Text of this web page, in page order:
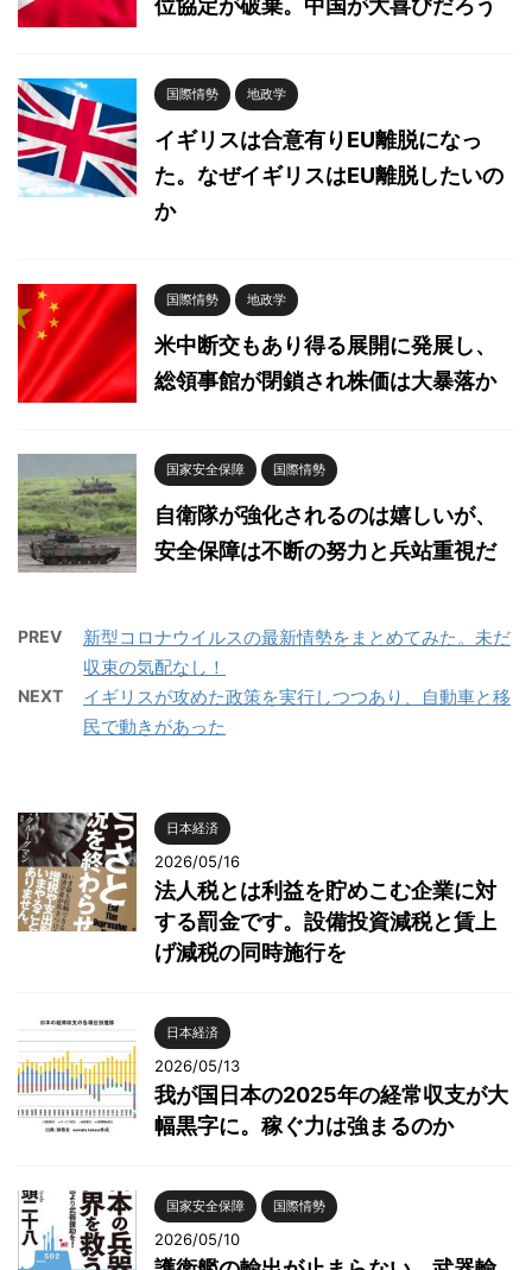
国際情勢 地政学
イギリスは合意有りEU離脱になっ
た。なぜイギリスはEU離脱したいの
か
国際情勢 地政学
米中断交もあり得る展開に発展し、
総領事館が閉鎖され株価は大暴落か
国家安全保障 国際情勢
自衛隊が強化されるのは嬉しいが、
安全保障は不断の努力と兵站重視だ
PREV
新型コロナウイルスの最新情勢をまとめてみた。未だ
収束の気配なし！
NEXT
イギリスが攻めた政策を実行しつつあり、自動車と移
民で動きがあった
日本経済
2026/05/16
法人税とは利益を貯めこむ企業に対
する罰金です。設備投資減税と賃上
げ減税の同時施行を
日本経済
2026/05/13
我が国日本の2025年の経常収支が大
幅黒字に。稼ぐ力は強まるのか
国家安全保障 国際情勢
2026/05/10